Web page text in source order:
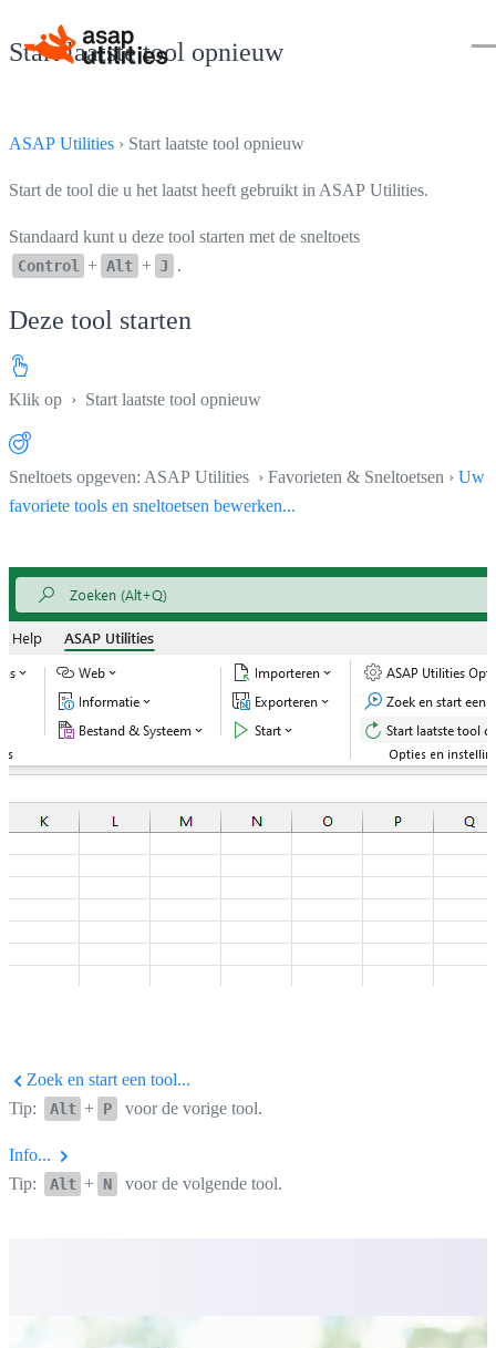
Start laatste tool opnieuw
ASAP Utilities › Start laatste tool opnieuw
Start de tool die u het laatst heeft gebruikt in ASAP Utilities.
Standaard kunt u deze tool starten met de sneltoets
Control + Alt + J .
Deze tool starten
Klik op › Start laatste tool opnieuw
Sneltoets opgeven: ASAP Utilities › Favorieten & Sneltoetsen › Uw
favoriete tools en sneltoetsen bewerken...
Zoek en start een tool...
Tip:
Alt + P voor de vorige tool.
Info...
Tip:
Alt + N voor de volgende tool.